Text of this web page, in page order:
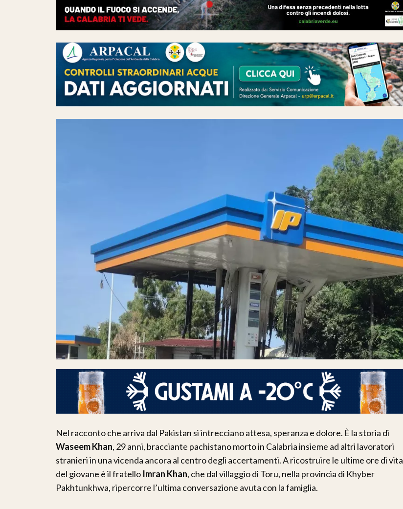
Nel racconto che arriva dal Pakistan si intrecciano attesa, speranza e dolore. È la storia di
Waseem Khan, 29 anni, bracciante pachistano morto in Calabria insieme ad altri lavoratori
stranieri in una vicenda ancora al centro degli accertamenti. A ricostruire le ultime ore di vita
del giovane è il fratello Imran Khan, che dal villaggio di Toru, nella provincia di Khyber
Pakhtunkhwa, ripercorre l’ultima conversazione avuta con la famiglia.